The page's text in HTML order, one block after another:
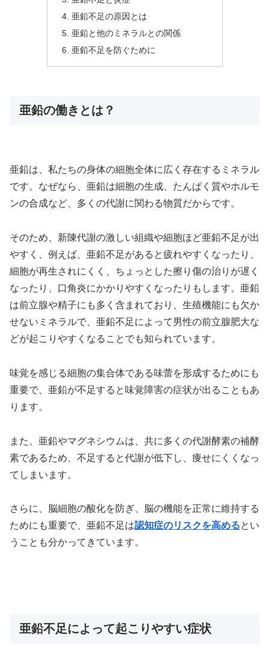
亜鉛不足の原因とは
亜鉛と他のミネラルとの関係
亜鉛不足を防ぐために
亜鉛の働きとは？
亜鉛は、私たちの身体の細胞全体に広く存在するミネラル
です。なぜなら、亜鉛は細胞の生成、たんぱく質やホルモ
ンの合成など、多くの代謝に関わる物質だからです。
そのため、新陳代謝の激しい組織や細胞ほど亜鉛不足が出
やすく、例えば、亜鉛不足があると疲れやすくなったり、
細胞が再生されにくく、ちょっとした擦り傷の治りが遅く
なったり、口角炎にかかりやすくなったりもします。亜鉛
は前立腺や精子にも多く含まれており、生殖機能にも欠か
せないミネラルで、亜鉛不足によって男性の前立腺肥大な
どが起こりやすくなることでも知られています。
味覚を感じる細胞の集合体である味蕾を形成するためにも
重要で、亜鉛が不足すると味覚障害の症状が出ることもあ
ります。
また、亜鉛やマグネシウムは、共に多くの代謝酵素の補酵
素であるため、不足すると代謝が低下し、痩せにくくなっ
てしまいます。
さらに、脳細胞の酸化を防ぎ、脳の機能を正常に維持する
ためにも重要で、亜鉛不足は認知症のリスクを高めるとい
うことも分かってきています。
亜鉛不足によって起こりやすい症状